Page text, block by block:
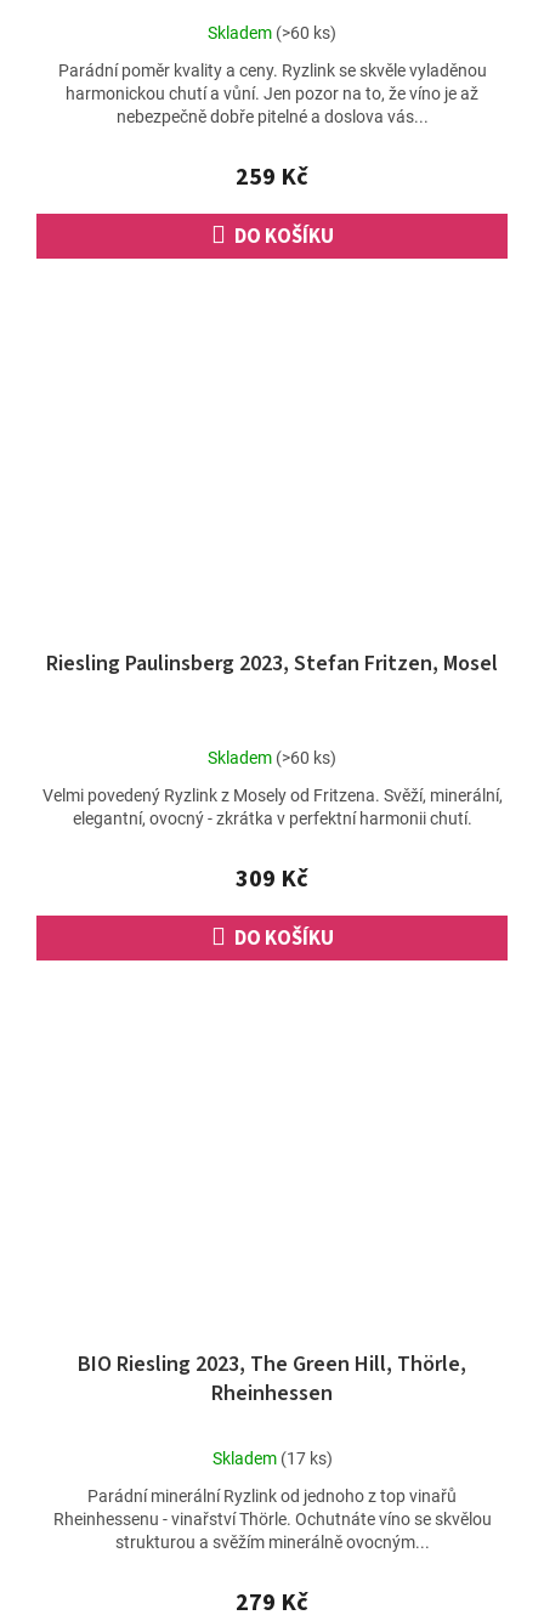
Průměrné
produktu
je
4,5
5
hvězdiček.
Skladem (>60 ks)
259 Kč
DO KOŠÍKU
Parádní poměr kvality a ceny. Ryzlink se skvěle vyladěnou
harmonickou chutí a vůní. Jen pozor na to, že víno je až
nebezpečně dobře pitelné a doslova vás...
Riesling Paulinsberg 2023, Stefan Fritzen, Mosel
Průměrné
produktu
je
z
5
hvězdiček.
Skladem (>60 ks)
309 Kč
DO KOŠÍKU
Velmi povedený Ryzlink z Mosely od Fritzena. Svěží, minerální,
elegantní, ovocný - zkrátka v perfektní harmonii chutí.
BIO Riesling 2023, The Green Hill, Thörle,
Rheinhessen
Průměrné
produktu
je
4,5
5
Skladem (17 ks)
279 Kč
Parádní minerální Ryzlink od jednoho z top vinařů
Rheinhessenu - vinařství Thörle. Ochutnáte víno se skvělou
strukturou a svěžím minerálně ovocným...